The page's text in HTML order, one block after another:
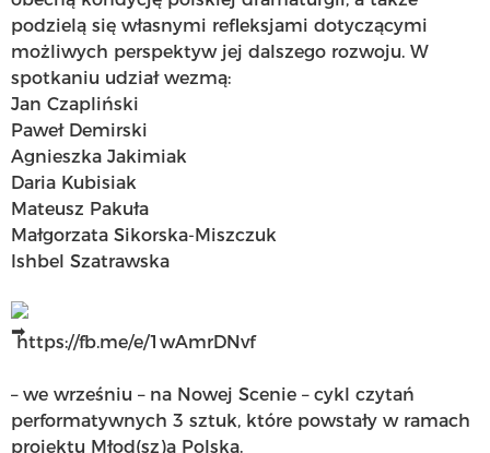
podzielą się własnymi refleksjami dotyczącymi
możliwych perspektyw jej dalszego rozwoju. W
spotkaniu udział wezmą:
Jan Czapliński
Paweł Demirski
Agnieszka Jakimiak
Daria Kubisiak
Mateusz Pakuła
Małgorzata Sikorska-Miszczuk
Ishbel Szatrawska
https://fb.me/e/1wAmrDNvf
– we wrześniu – na Nowej Scenie – cykl czytań
performatywnych 3 sztuk, które powstały w ramach
projektu Młod(sz)a Polska.